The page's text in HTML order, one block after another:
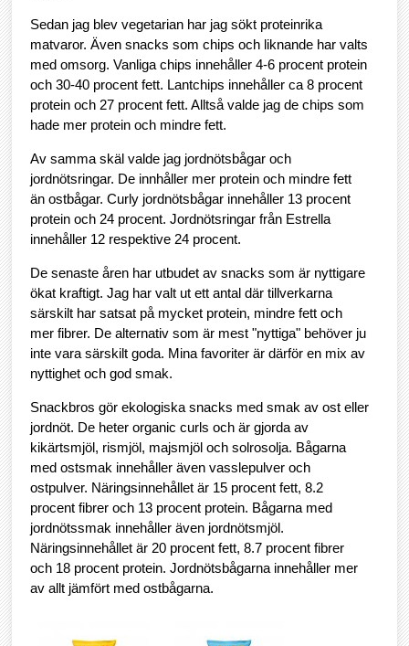
Sedan jag blev vegetarian har jag sökt proteinrika
matvaror. Även snacks som chips och liknande har valts
med omsorg. Vanliga chips innehåller 4-6 procent protein
och 30-40 procent fett. Lantchips innehåller ca 8 procent
protein och 27 procent fett. Alltså valde jag de chips som
hade mer protein och mindre fett.
Av samma skäl valde jag jordnötsbågar och
jordnötsringar. De innhåller mer protein och mindre fett
än ostbågar. Curly jordnötsbågar innehåller 13 procent
protein och 24 procent. Jordnötsringar från Estrella
innehåller 12 respektive 24 procent.
De senaste åren har utbudet av snacks som är nyttigare
ökat kraftigt. Jag har valt ut ett antal där tillverkarna
särskilt har satsat på mycket protein, mindre fett och
mer fibrer. De alternativ som är mest "nyttiga" behöver ju
inte vara särskilt goda. Mina favoriter är därför en mix av
nyttighet och god smak.
Snackbros gör ekologiska snacks med smak av ost eller
jordnöt. De heter organic curls och är gjorda av
kikärtsmjöl, rismjöl, majsmjöl och solrosolja. Bågarna
med ostsmak innehåller även vasslepulver och
ostpulver. Näringsinnehållet är 15 procent fett, 8.2
procent fibrer och 13 procent protein. Bågarna med
jordnötssmak innehåller även jordnötsmjöl.
Näringsinnehållet är 20 procent fett, 8.7 procent fibrer
och 18 procent protein. Jordnötsbågarna innehåller mer
av allt jämfört med ostbågarna.